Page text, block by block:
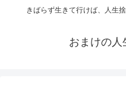
きばらず生きて行けば、人生
おまけの人